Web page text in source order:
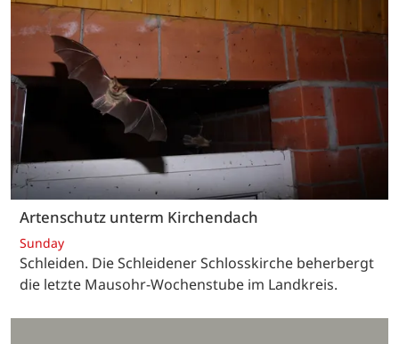
Artenschutz unterm Kirchendach
Sunday
Schleiden. Die Schleidener Schlosskirche beherbergt
die letzte Mausohr-Wochenstube im Landkreis.